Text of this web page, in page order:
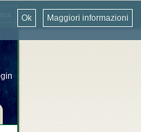
Maggiori informazioni
Ok